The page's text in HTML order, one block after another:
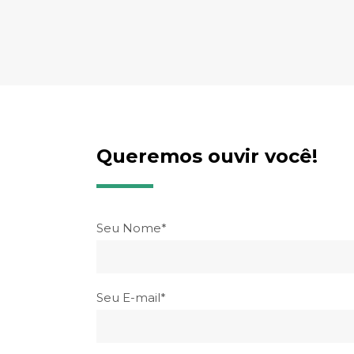
Queremos ouvir você!
Seu Nome*
Seu E-mail*